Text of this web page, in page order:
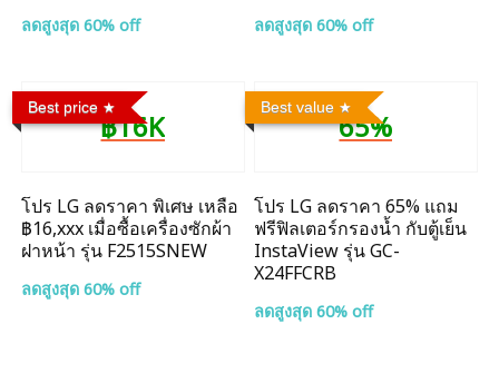
ลดสูงสุด 60% off ลดสูงสุด 60% off
Best price
฿16K
โปร LG ลดราคา พิเศษ เหลือ
฿16,xxx เมื่อซื้อเครื่องซักผ้า
ฝาหน้า รุ่น F2515SNEW
ลดสูงสุด 60% off
Best value
65%
โปร LG ลดราคา 65% แถม
ฟรีฟิลเตอร์กรองน้ำ กับตู้เย็น
InstaView รุ่น GC-
X24FFCRB
ลดสูงสุด 60% off